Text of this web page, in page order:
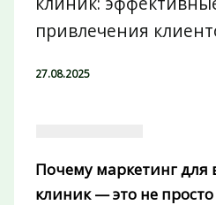
привлечения
27.08.2025
Почему маркетинг для
клиник — это не